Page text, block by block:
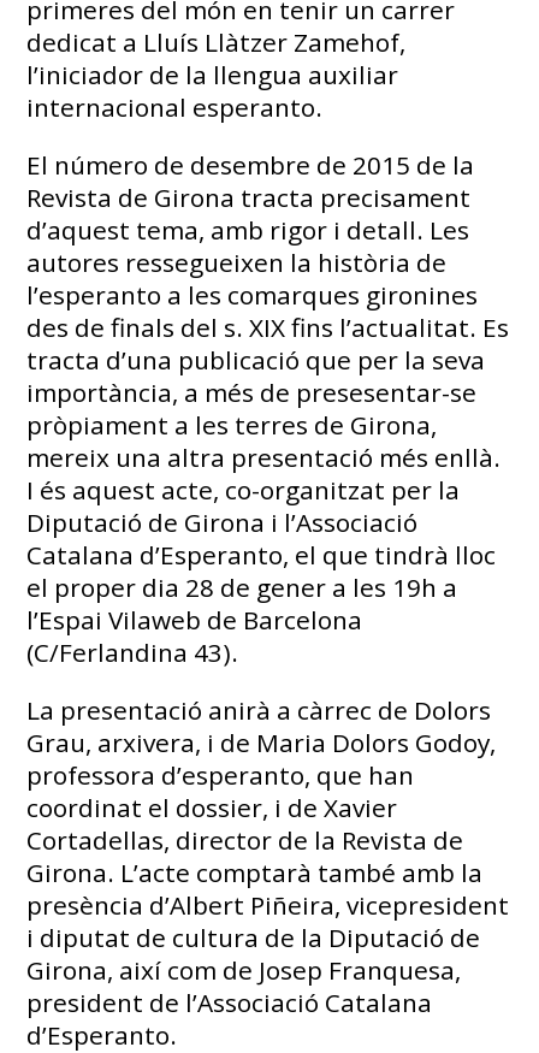
primeres del món en tenir un carrer
dedicat a Lluís Llàtzer Zamehof,
l’iniciador de la llengua auxiliar
internacional esperanto.
El número de desembre de 2015 de la
Revista de Girona tracta precisament
d’aquest tema, amb rigor i detall. Les
autores ressegueixen la història de
l’esperanto a les comarques gironines
des de finals del s. XIX fins l’actualitat. Es
tracta d’una publicació que per la seva
importància, a més de presesentar-se
pròpiament a les terres de Girona,
mereix una altra presentació més enllà.
I és aquest acte, co-organitzat per la
Diputació de Girona i l’Associació
Catalana d’Esperanto, el que tindrà lloc
el proper dia 28 de gener a les 19h a
l’Espai Vilaweb de Barcelona
(C/Ferlandina 43).
La presentació anirà a càrrec de Dolors
Grau, arxivera, i de Maria Dolors Godoy,
professora d’esperanto, que han
coordinat el dossier, i de Xavier
Cortadellas, director de la Revista de
Girona. L’acte comptarà també amb la
presència d’Albert Piñeira, vicepresident
i diputat de cultura de la Diputació de
Girona, així com de Josep Franquesa,
president de l’Associació Catalana
d’Esperanto.